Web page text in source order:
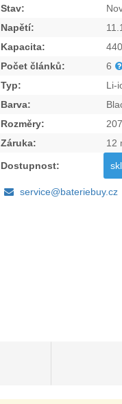
Stav:
Napětí:
Kapacita:
Počet článků:
6
Typ:
Li-
Barva:
Rozměry:
Záruka:
12
Dostupnost:
service@bateriebuy.cz